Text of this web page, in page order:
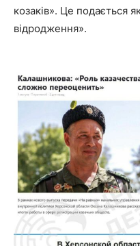
козаків». Це подається
відродження».